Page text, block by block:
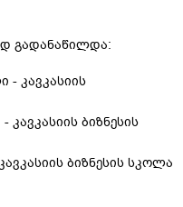
გადანაწილდა:
- კავკასიის
ბიზნესის
ბიზნესის სკოლა